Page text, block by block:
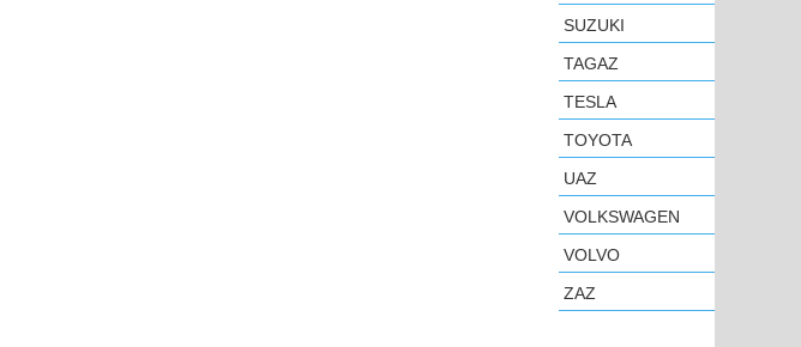
SUZUKI
TAGAZ
TESLA
TOYOTA
UAZ
VOLKSWAGEN
VOLVO
ZAZ